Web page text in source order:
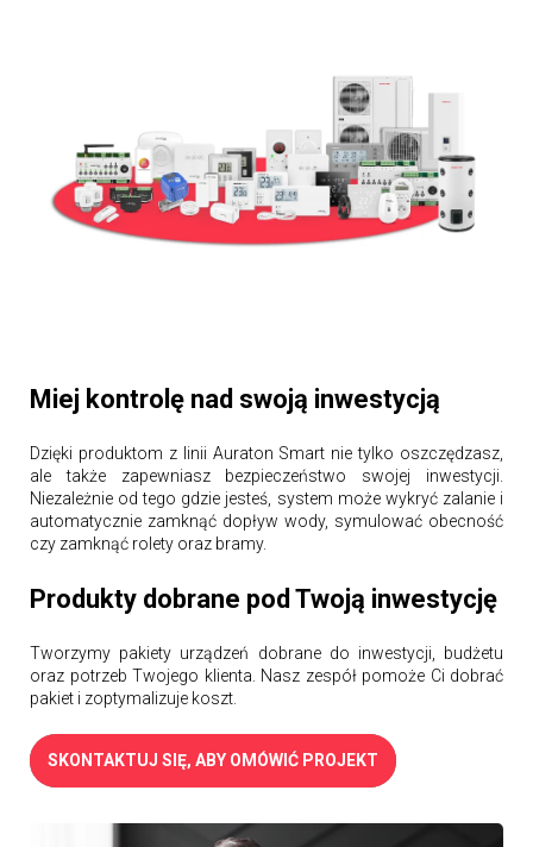
Miej kontrolę nad swoją inwestycją
Dzięki produktom z linii Auraton Smart nie tylko oszczędzasz,
ale także zapewniasz bezpieczeństwo swojej inwestycji.
Niezależnie od tego gdzie jesteś, system może wykryć zalanie i
automatycznie zamknąć dopływ wody, symulować obecność
czy zamknąć rolety oraz bramy.
Produkty dobrane pod Twoją inwestycję
Tworzymy pakiety urządzeń dobrane do inwestycji, budżetu
oraz potrzeb Twojego klienta. Nasz zespół pomoże Ci dobrać
pakiet i zoptymalizuje koszt.
SKONTAKTUJ SIĘ, ABY OMÓWIĆ PROJEKT